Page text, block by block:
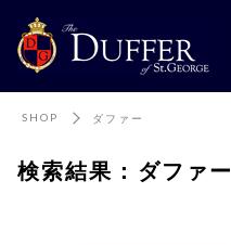
SHOP ダファー
検索結果：ダファー